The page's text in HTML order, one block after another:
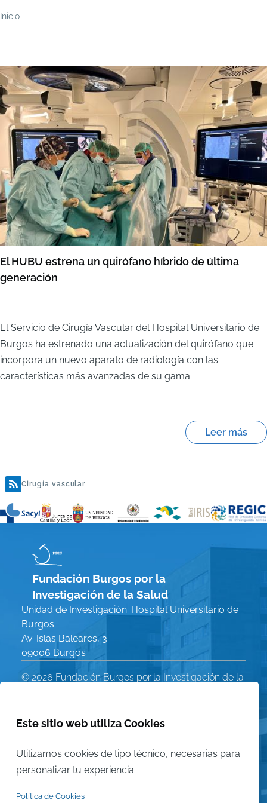
Ruta
navegación
Inicio
El HUBU estrena un quirófano híbrido de última
generación
El Servicio de Cirugía Vascular del Hospital Universitario de
Burgos ha estrenado una actualización del quirófano que
incorpora un nuevo aparato de radiología con las
características más avanzadas de su gama.
Leer más
Cirugía vascular
Fundación Burgos por la
Investigación de la Salud
Unidad de Investigación. Hospital Universitario de
Burgos.
Av. Islas Baleares, 3.
09006 Burgos
© 2026 Fundación Burgos por la Investigación de la
Menú
Legal
Política de Cookies
Mapa del sitio
Este sitio web utiliza Cookies
Utilizamos cookies de tipo técnico, necesarias para
personalizar tu experiencia.
Política de Cookies